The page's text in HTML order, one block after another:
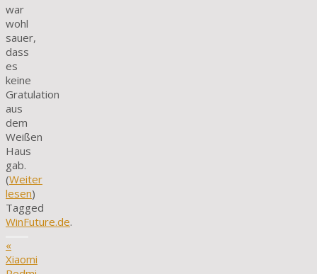
war
wohl
sauer,
dass
es
keine
Gratulation
aus
dem
Weißen
Haus
gab.
(Weiter
lesen)
Tagged
WinFuture.de.
«
Xiaomi